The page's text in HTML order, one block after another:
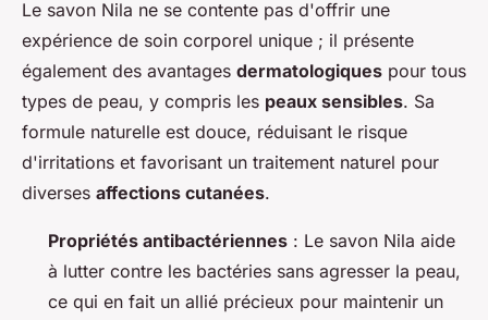
Le savon Nila ne se contente pas d'offrir une
expérience de soin corporel unique ; il présente
également des avantages dermatologiques pour tous
types de peau, y compris les peaux sensibles. Sa
formule naturelle est douce, réduisant le risque
d'irritations et favorisant un traitement naturel pour
diverses affections cutanées.
Propriétés antibactériennes : Le savon Nila aide
à lutter contre les bactéries sans agresser la peau,
ce qui en fait un allié précieux pour maintenir un